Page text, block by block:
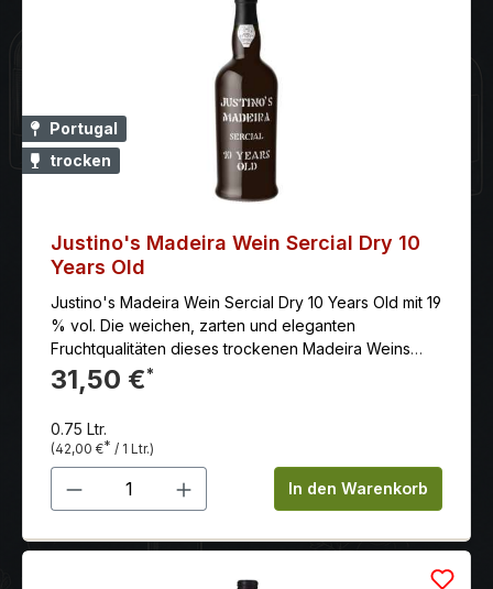
durch seine Kompaktheit und seine
unverwechselbare Aromatik mit Anklängen von
Trockenblumen und Rosenblüten, die sich im Glas
stetig ausbreiten und verdichten. Auf der Zunge
erscheint er reich und stoffig mit einem dichten
Körper und dabei dennoch frisch und lebhaft.
Speiseempfehlung: als Aperitif, zu Terrinen, Pasteten
und Krustentieren
Portugal
trocken
Justino's Madeira Wein Sercial Dry 10
Years Old
Justino's Madeira Wein Sercial Dry 10 Years Old mit 19
% vol. Die weichen, zarten und eleganten
Fruchtqualitäten dieses trockenen Madeira Weins
eignet sich zum Servieren leicht gekühlt als Aperitif,
zu Oliven, gerösteten Mandeln, Räucherlachs-
Salate, Schinken, Trockenfrüchte wie Mandeln und
Walnüsse.
31,50 €*
0.75 Ltr.
(42,00 €* / 1 Ltr.)
Produkt Anzahl: Gib denIn den Warenkorb